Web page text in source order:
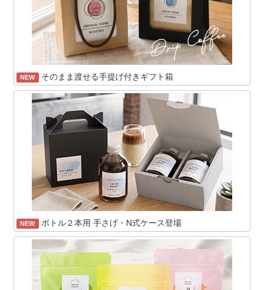
NEW そのまま渡せる手提げ付きギフト箱
NEW ボトル２本用 手さげ・N式ケース登場